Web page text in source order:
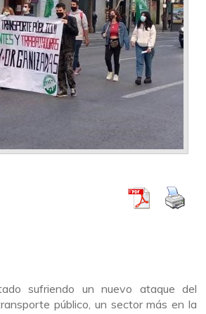
sufriendo un nuevo ataque del
público, un sector más en la